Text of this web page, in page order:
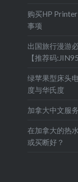
购买HP
事项
出国旅行漫游
【推荐码
绿苹果型床头
度与华氏度
加拿大中文服
在加拿大的热
或买断好？